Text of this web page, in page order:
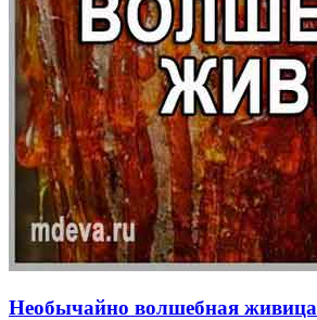
Необычайно волшебная живица